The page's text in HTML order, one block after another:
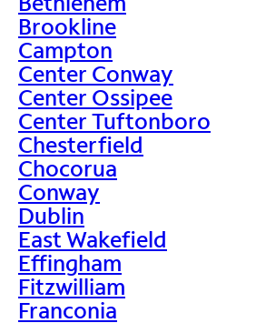
Brookline
Campton
Center Conway
Center Ossipee
Center Tuftonboro
Chesterfield
Chocorua
Conway
Dublin
East Wakefield
Effingham
Fitzwilliam
Franconia